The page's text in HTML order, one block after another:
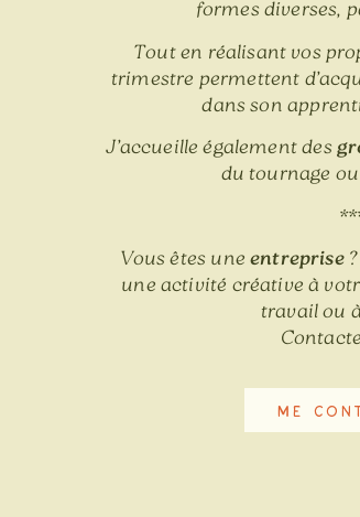
formes diverses,
Tout en réalisant vos
trimestre permettent
dans son
J’accueille également des
du tournage
Vous êtes une entreprise?
une activité créative à
travail ou à
Me